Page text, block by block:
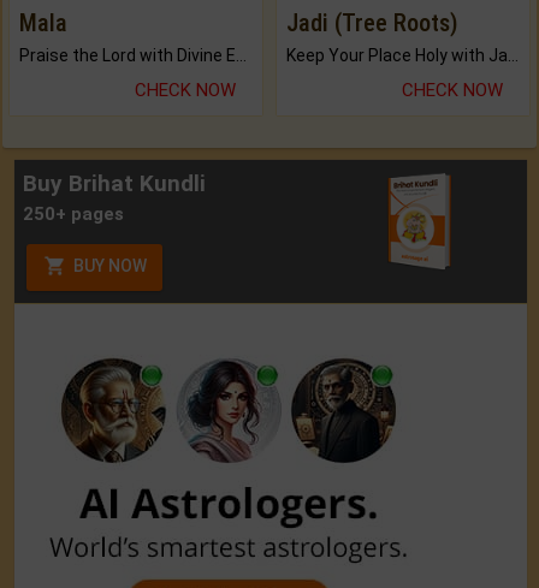
Mala
CHECK NOW
Jadi (Tree Roots)
CHECK NOW
Buy Brihat Kundli
250+ pages
BUY NOW